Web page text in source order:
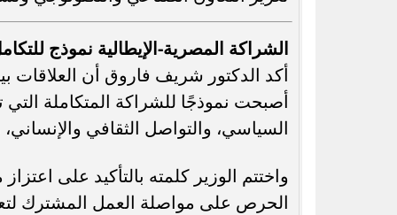
الشراكة المصرية-الإيطالية نموذج
أكد الدكتور شريف فاروق أن العلاقات
أصبحت نموذجًا للشراكة المتكاملة التي
السياسي، والتواصل الثقافي
واختتم الوزير كلمته بالتأكيد على اعتزاز
الحرص على مواصلة العمل المشترك